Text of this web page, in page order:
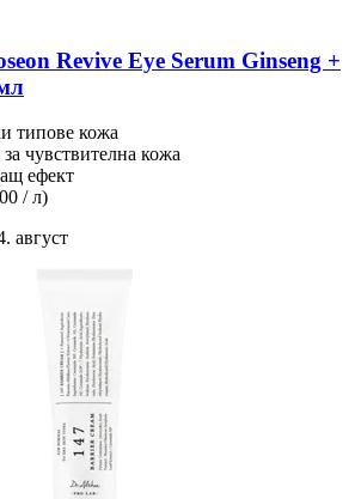
Revive Eye Serum Ginseng +
типове кожа
чувствителна кожа
ефект
/ л)
август